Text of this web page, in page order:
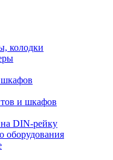
колодки
и шкафов
DIN-рейку
оборудования